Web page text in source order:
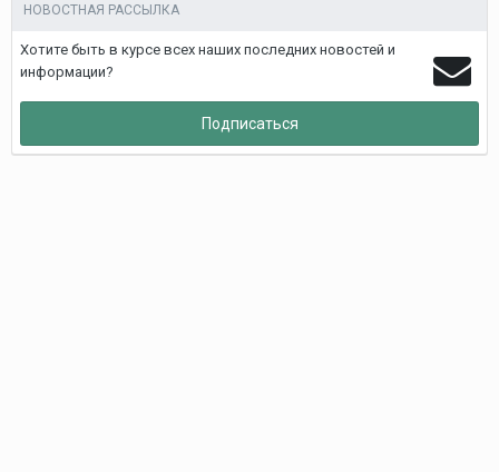
НОВОСТНАЯ РАССЫЛКА
Хотите быть в курсе всех наших последних новостей и
информации?
Подписаться